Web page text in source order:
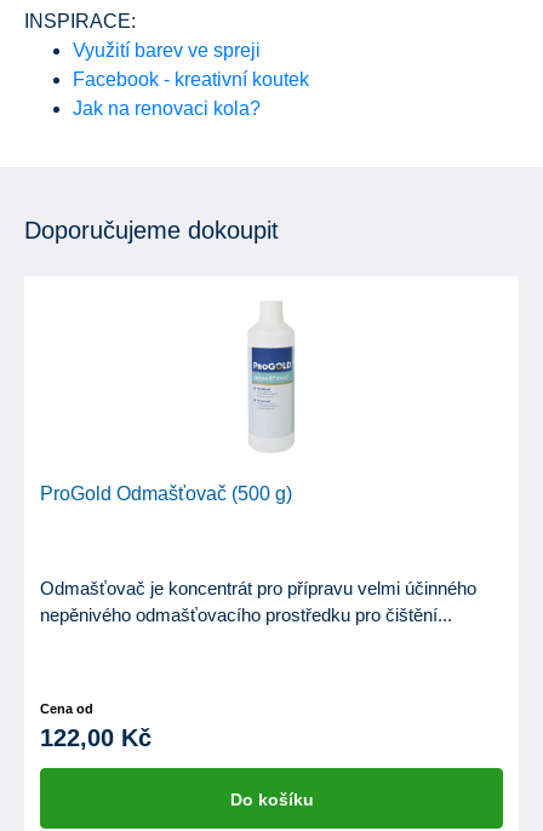
INSPIRACE:
Využití barev ve spreji
Facebook - kreativní koutek
Jak na renovaci kola?
Doporučujeme dokoupit
ProGold Odmašťovač (500 g)
Odmašťovač je koncentrát pro přípravu velmi účinného
nepěnivého odmašťovacího prostředku pro čištění...
Cena od
122,00 Kč
Do košíku